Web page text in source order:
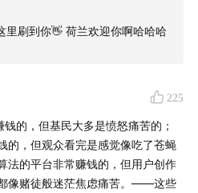
Highlands
Breaths
里刷到你👋 荷兰欢迎你啊哈哈哈
225
的，但基民大多是愤怒痛苦的；
的，但观众看完是感觉像吃了苍蝇
法的平台非常赚钱的，但用户创作
像赌徒般迷茫焦虑痛苦。——这些